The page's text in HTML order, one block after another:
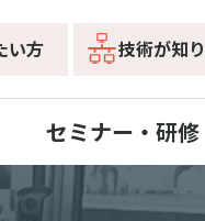
い方 技術が知
セミナー・研修